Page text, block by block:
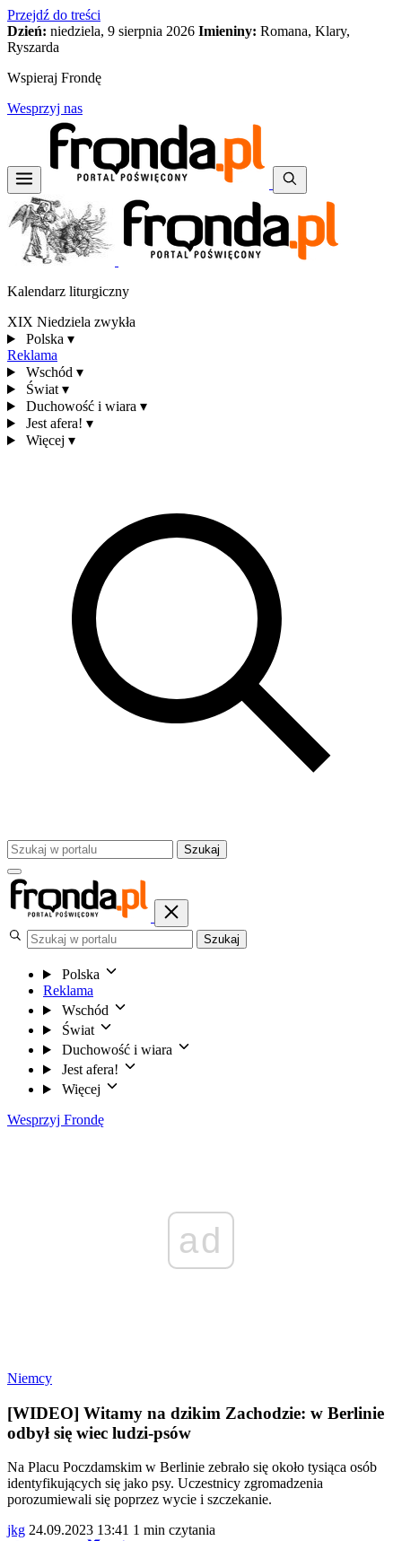
Przejdź do treści
Dzień: niedziela, 9 sierpnia 2026 Imieniny: Romana, Klary,
Ryszarda
Wspieraj Frondę
Wesprzyj nas
Kalendarz liturgiczny
XIX Niedziela zwykła
Polska ▾
Reklama
Wschód ▾
Świat ▾
Duchowość i wiara ▾
Jest afera! ▾
Więcej ▾
Szukaj
Szukaj
Polska
Reklama
Wschód
Świat
Duchowość i wiara
Jest afera!
Więcej
Wesprzyj Frondę
ad
Niemcy
[WIDEO] Witamy na dzikim Zachodzie: w Berlinie
odbył się wiec ludzi-psów
Na Placu Poczdamskim w Berlinie zebrało się około tysiąca osób
identyfikujących się jako psy. Uczestnicy zgromadzenia
porozumiewali się poprzez wycie i szczekanie.
jkg 24.09.2023 13:41 1 min czytania